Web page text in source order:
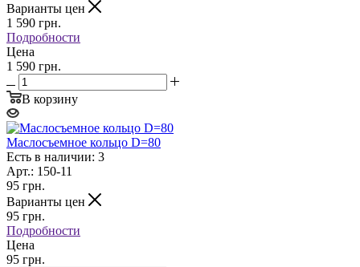
Варианты цен
1 590 грн.
Подробности
Цена
1 590 грн.
В корзину
Маслосъемное кольцо D=80
Есть в наличии: 3
Арт.: 150-11
95 грн.
Варианты цен
95 грн.
Подробности
Цена
95 грн.